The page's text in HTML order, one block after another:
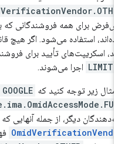
برای همه فروشندگانی که به
استفاده می‌شود. اگر هیچ
اسکریپت‌های تأیید برای
اجرا می‌شوند.
مثال زیر توجه کنید که GOOGLE روی
دیگر، از جمله آنهایی که در